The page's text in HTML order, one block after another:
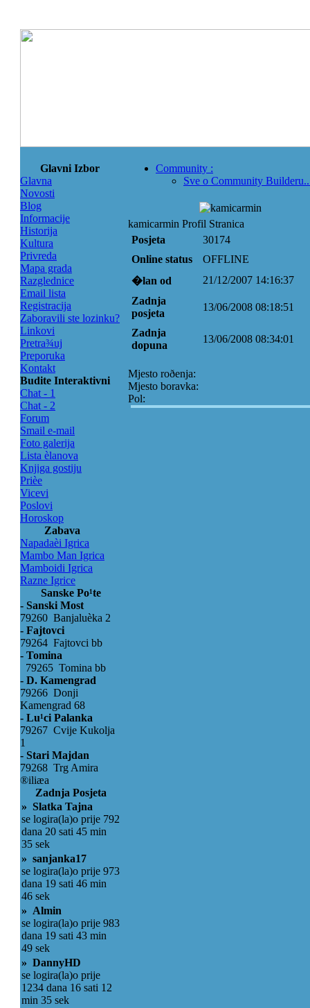
Glavni Izbor
Glavna
Novosti
Blog
Informacije
Historija
Kultura
Privreda
Mapa grada
Razglednice
Email lista
Registracija
Zaboravili ste lozinku?
Linkovi
Pretra¾uj
Preporuka
Kontakt
Budite Interaktivni
Chat - 1
Chat - 2
Forum
Smail e-mail
Foto galerija
Lista èlanova
Knjiga gostiju
Prièe
Vicevi
Poslovi
Horoskop
Zabava
Napadaèi Igrica
Mambo Man Igrica
Mamboidi Igrica
Razne Igrice
Sanske Po¹te
- Sanski Most
79260 Banjaluèka 2
- Fajtovci
79264 Fajtovci bb
- Tomina
79265 Tomina bb
- D. Kamengrad
79266 Donji
Kamengrad 68
- Lu¹ci Palanka
79267 Cvije Kukolja
1
- Stari Majdan
79268 Trg Amira
®iliæa
Zadnja Posjeta
» Slatka Tajna
se logira(la)o prije 792
dana 20 sati 45 min
35 sek
» sanjanka17
se logira(la)o prije 973
dana 19 sati 46 min
46 sek
» Almin
se logira(la)o prije 983
dana 19 sati 43 min
49 sek
» DannyHD
se logira(la)o prije
1234 dana 16 sati 12
min 35 sek
Community :
Sve o Community
kamicarmin Profil Stranica
Posjeta
30174
Online status
OFFLINE
�lan od
21/12/2007 14:16:37
Zadnja
posjeta
13/06/2008 08:18:51
Zadnja
dopuna
13/06/2008 08:34:01
Mjesto roðenja:
Mjesto boravka:
Pol: